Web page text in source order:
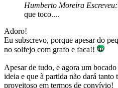
Humberto Moreira Escreveu:
que toco....
Adoro!
Eu subscrevo, porque apesar do
no solfejo com grafo e faca!!
Apesar de tudo, e agora um
ideia e que à partida não dará tanto
proveitoso em termos de convívio!